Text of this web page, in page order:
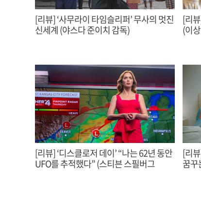
[리뷰] ‘사무라이 타임슬리퍼’ 무사의 멋진
신세계 (야스다 준이치 감독)
[리
(이
[리뷰] ‘디스클로저 데이’ “나는 62년 동안
UFO를 추적했다” (스티븐 스필버그
[리